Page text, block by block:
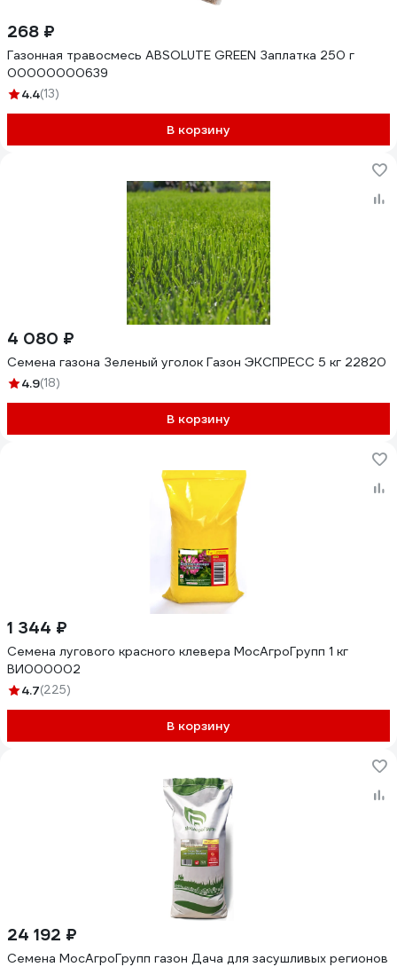
268 ₽
Газонная травосмесь ABSOLUTE GREEN Заплатка 250 г
00000000639
4.4(13)
В корзину
4 080 ₽
Семена газона Зеленый уголок Газон ЭКСПРЕСС 5 кг 22820
4.9(18)
В корзину
1 344 ₽
Семена лугового красного клевера МосАгроГрупп 1 кг
ВИ000002
4.7(225)
В корзину
24 192 ₽
Семена МосАгроГрупп газон Дача для засушливых регионов